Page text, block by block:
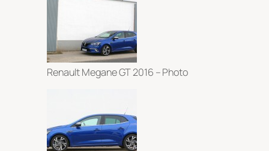
Renault Megane GT 2016 – Photo